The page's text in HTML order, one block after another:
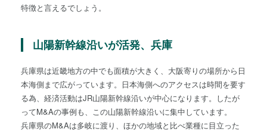
特徴と言えるでしょう。
山陽新幹線沿いが活発、兵庫
兵庫県は近畿地方の中でも面積が大きく、大阪寄りの場所から日
本海側まで広がっています。日本海側へのアクセスは時間を要す
る為、経済活動はJR山陽新幹線沿いが中心になります。したが
ってM&Aの事例も、この山陽新幹線沿いに集中しています。
兵庫県のM&Aは多岐に渡り、ほかの地域と比べ業種に目立った